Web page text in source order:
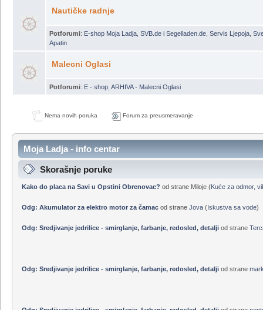
NAUTIČKI E-SHOP
Potforumi:E-shop Moja Ladja,SVB.de i Segelladen.de,Servis Ljepoja,
Apatin
Potforumi:E - shop,ARHIVA - Malecni Oglasi
Nema novih poruka Forum za preusmeravanje
Kako do placa na Savi u Opstini Obrenovac?od strane Miloje (Kuće za odmor,
Odg: Sredjivanje jedrilice - smirglanje, farbanje, redosled, detalji od strane